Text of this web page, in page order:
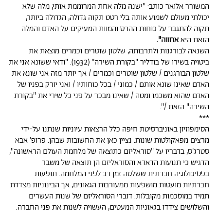
המשורר אלואר כותב: "ישנה מלה אחת המרוממת אותי, מלה שלא
יכולתי מעולם לשמוע אותה בלי רטט תקוה גדולה, הגדולה ביותר,
תקוה להתגבר על כוחות ההרס והמוות המעיקים על האדם והמלה
הזאת היאאחווה".
השנאה לבורגנות ולתרבותה, שלטון שוטרים וכמרים מוצאת את
ביטויה בשירו של בודליר "בקורת השירה'' (1932). "ודאי ששונא אני את
שלטון הבורגנים / שלטון שוטרים וכמרים / אך יותר מזה אני שונא את
האדם שאינו שונא אותם / כמוני / בכל כוחותיו / ואני יורק בפניו של
האדם שהוא משכמו ומטה / שאינו מבכר על פני כל שירי את "בקורת
השירה" הזאת /".
***
הסימפוזיון באוניברסיטת חיפה כלל הרצאות עיוניות שנתנו על-ידי
מרצים מפאקולטות שונות. נציין כאן את החשובות שבהן. פרופ' אבא
סטרג'ס, בדבריו על "סוראליזם כתוצאה של מלחמת העולם הראשונה",
הדגיש כי תנועות הדאדא והסוראליזם הן תוצאה של משבר
בפסיכולוגיה חברתית ששלטה זמן רב לפני המלחמה. תופעות
חברתיות מועטות מושפעות ממעורבות הגאונים, אך הבינוניות מצדדת
תמיד במוסכמות מקובלות. דוברי הסוראליזם של שנות העשרים
והשלושים צידדו בגאוניות המעטים, העשויה לשנות את פני החברה.